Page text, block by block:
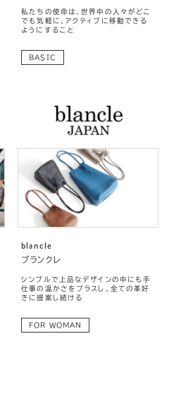
私たちの使命は、世界中の人々がどこ
でも気軽に、アクティブに移動できる
ようにすること
BASIC
blancle
ブランクレ
シンプルで上品なデザインの中にも手
仕事の温かさをプラスし、全ての革好
きに提案し続ける
FOR WOMAN